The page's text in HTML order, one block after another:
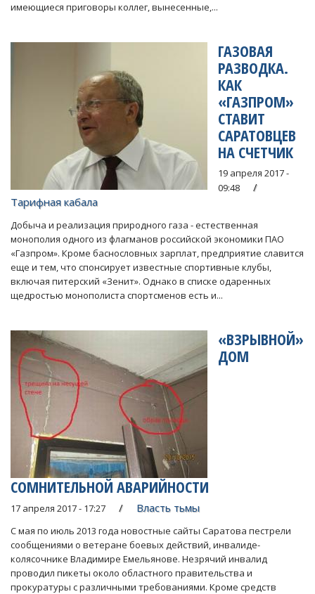
имеющиеся приговоры коллег, вынесенные,...
ГАЗОВАЯ
РАЗВОДКА.
КАК
«ГАЗПРОМ»
СТАВИТ
САРАТОВЦЕВ
НА СЧЕТЧИК
19 апреля 2017 -
09:48
Тарифная кабала
Добыча и реализация природного газа - естественная
монополия одного из флагманов российской экономики ПАО
«Газпром». Кроме баснословных зарплат, предприятие славится
еще и тем, что спонсирует известные спортивные клубы,
включая питерский «Зенит». Однако в списке одаренных
щедростью монополиста спортсменов есть и...
«ВЗРЫВНОЙ»
ДОМ
СОМНИТЕЛЬНОЙ АВАРИЙНОСТИ
17 апреля 2017 - 17:27 Власть тьмы
С мая по июль 2013 года новостные сайты Саратова пестрели
сообщениями о ветеране боевых действий, инвалиде-
колясочнике Владимире Емельянове. Незрячий инвалид
проводил пикеты около областного правительства и
прокуратуры с различными требованиями. Кроме средств